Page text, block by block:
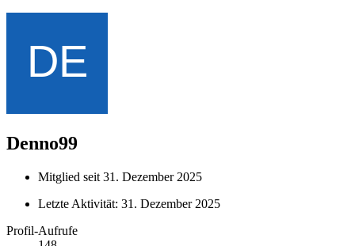
Denno99
Mitglied seit 31. Dezember 2025
Letzte Aktivität: 31. Dezember 2025
Profil-Aufrufe